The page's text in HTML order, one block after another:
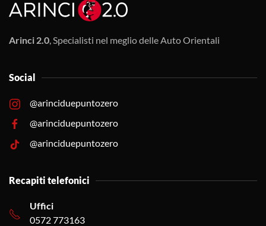
Arinci 2.0, Specialisti nel meglio delle Auto Orientali
Social
@arinciduepuntozero
@arinciduepuntozero
@arinciduepuntozero
Recapiti telefonici
Uffici
0572 773163